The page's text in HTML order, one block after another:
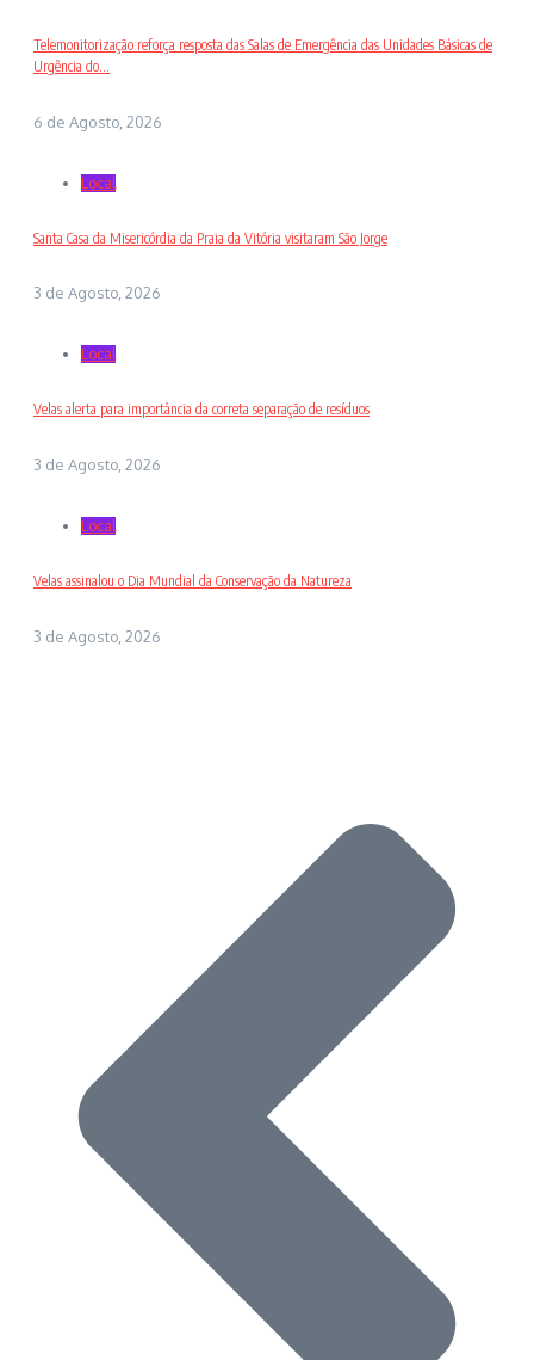
Telemonitorização reforça resposta das Salas de Emergência das Unidades Básicas de
Urgência do...
6 de Agosto, 2026
Local
Santa Casa da Misericórdia da Praia da Vitória visitaram São Jorge
3 de Agosto, 2026
Local
Velas alerta para importância da correta separação de resíduos
3 de Agosto, 2026
Local
Velas assinalou o Dia Mundial da Conservação da Natureza
3 de Agosto, 2026